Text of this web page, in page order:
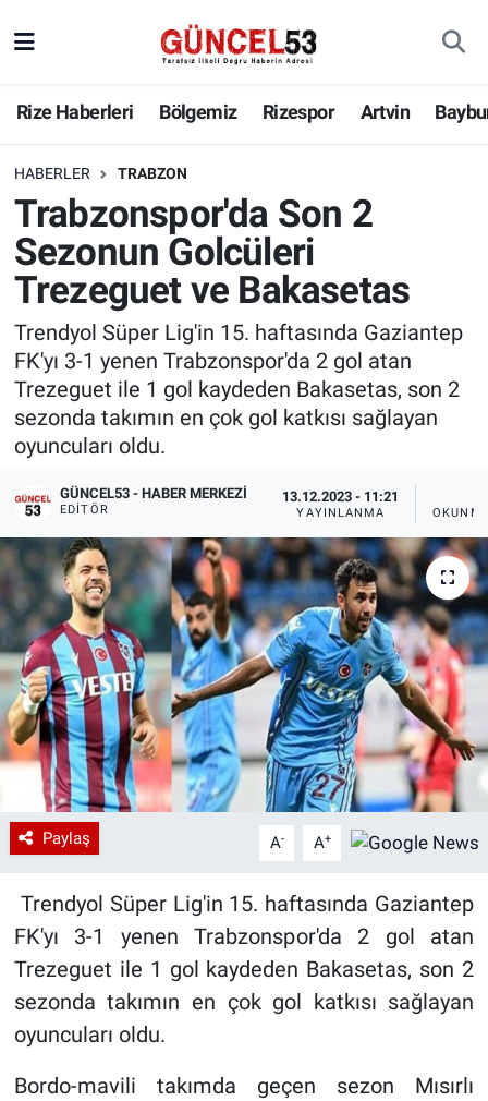
Rize Haberleri Bölgemiz Rizespor Artvin
HABERLER TRABZON
Trabzonspor'da Son 2
Sezonun Golcüleri
Trezeguet ve Bakasetas
Trendyol Süper Lig'in 15. haftasında Gaziantep
FK'yı 3-1 yenen Trabzonspor'da 2 gol atan
Trezeguet ile 1 gol kaydeden Bakasetas, son 2
sezonda takımın en çok gol katkısı sağlayan
oyuncuları oldu.
GÜNCEL53 - HABER MERKEZI
EDITÖR
13.12.2023 - 11:21
YAYINLANMA
Paylaş A- A+
Trendyol Süper Lig'in 15. haftasında Gaziantep
FK'yı 3-1 yenen Trabzonspor'da 2 gol atan
Trezeguet ile 1 gol kaydeden Bakasetas, son 2
sezonda takımın en çok gol katkısı sağlayan
oyuncuları oldu.
Bordo-mavili takımda geçen sezon Mısırlı